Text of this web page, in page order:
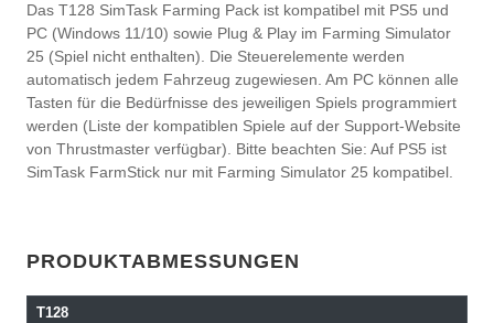
Das T128 SimTask Farming Pack ist kompatibel mit PS5 und
PC (Windows 11/10) sowie Plug & Play im Farming Simulator
25 (Spiel nicht enthalten). Die Steuerelemente werden
automatisch jedem Fahrzeug zugewiesen. Am PC können alle
Tasten für die Bedürfnisse des jeweiligen Spiels programmiert
werden (Liste der kompatiblen Spiele auf der Support-Website
von Thrustmaster verfügbar). Bitte beachten Sie: Auf PS5 ist
SimTask FarmStick nur mit Farming Simulator 25 kompatibel.
PRODUKTABMESSUNGEN
T128